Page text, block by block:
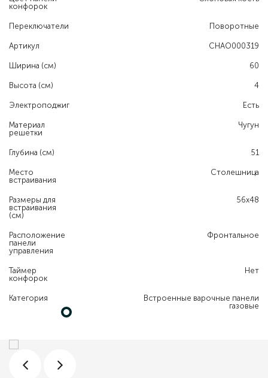
конфорок
Переключатели Поворотные
Артикул CHAO000319
Ширина (см) 60
Высота (см) 4
Электроподжиг Есть
Материал
решетки
Чугун
Глубина (см) 51
Место
встраивания
Столешница
Размеры для
встраивания
(см)
56х48
Расположение
панели
управления
Фронтальное
Таймер
конфорок
Нет
Категория
Встроенные варочные панели
газовые